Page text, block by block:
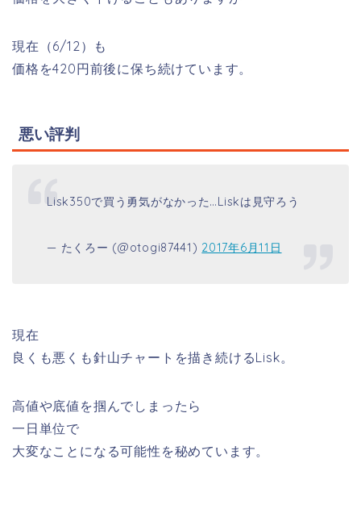
現在（6/12）も
価格を420円前後に保ち続けています。
悪い評判
Lisk350で買う勇気がなかった…Liskは見守ろう
— たくろー (@otogi87441) 2017年6月11日
現在
良くも悪くも針山チャートを描き続けるLisk。
高値や底値を掴んでしまったら
一日単位で
大変なことになる可能性を秘めています。